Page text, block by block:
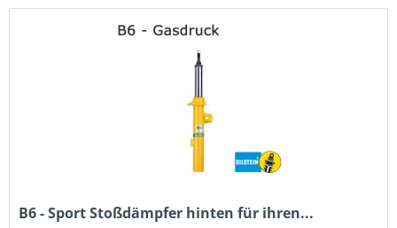
B6 - Sport Stoßdämpfer hinten für ihren...